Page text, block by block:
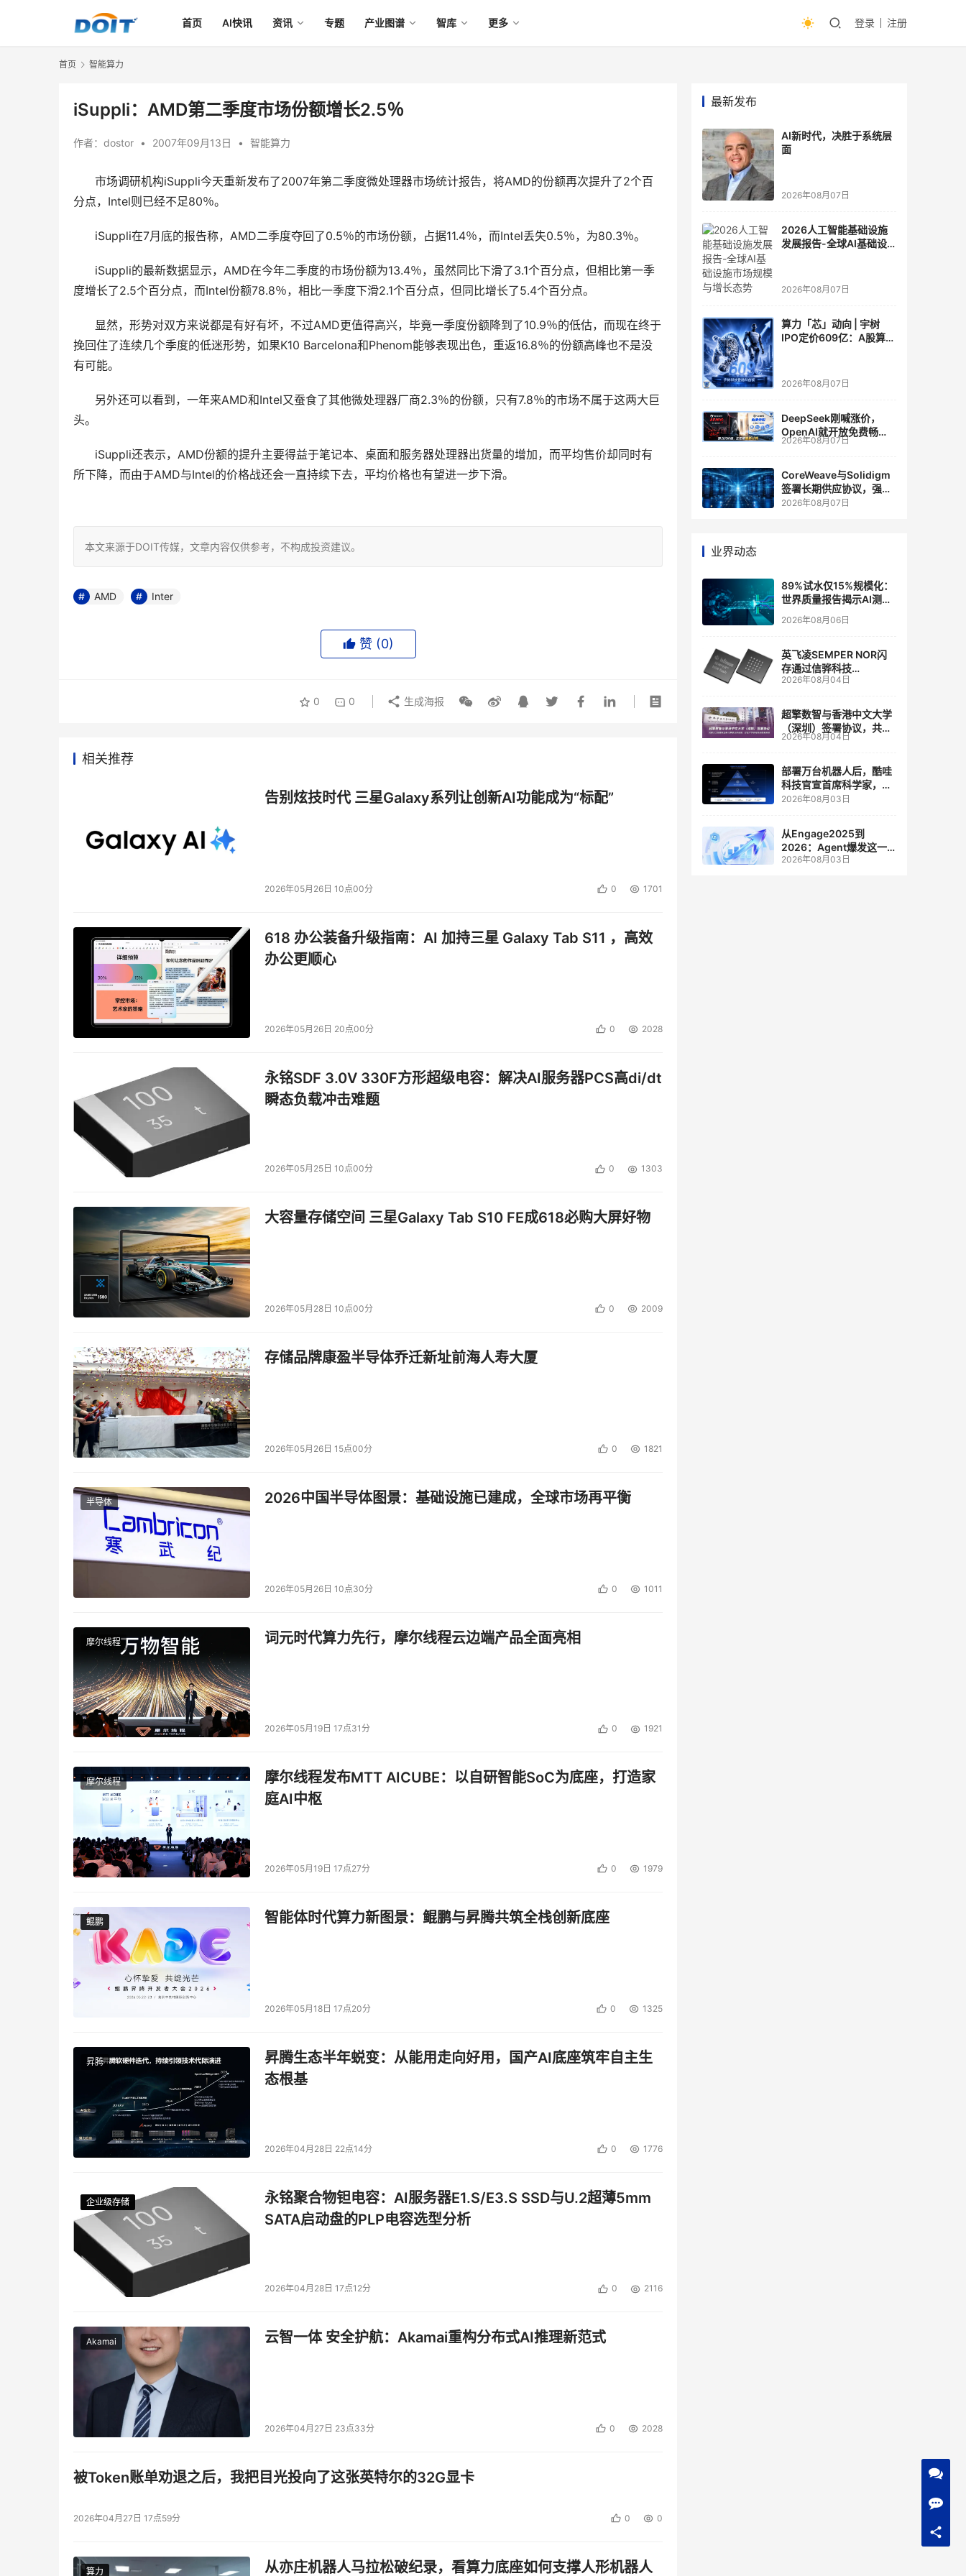
首页 AI快讯 资讯 专题 产业图谱 智库 更多 登录 注册
首页 智能算力
iSuppli：AMD第二季度市场份额增长2.5％
作者： dostor • 2007年09月13日 • 智能算力
市场调研机构iSuppli今天重新发布了2007年第二季度微处理器市场统计报告，将AMD的份额再次提升了2个百
分点，Intel则已经不足80％。
iSuppli在7月底的报告称，AMD二季度夺回了0.5％的市场份额，占据11.4％，而Intel丢失0.5％，为80.3％。
iSuppli的最新数据显示，AMD在今年二季度的市场份额为13.4％，虽然同比下滑了3.1个百分点，但相比第一季
度增长了2.5个百分点，而Intel份额78.8％，相比一季度下滑2.1个百分点，但同比增长了5.4个百分点。
显然，形势对双方来说都是有好有坏，不过AMD更值得高兴，毕竟一季度份额降到了10.9％的低估，而现在终于
挽回住了连续几个季度的低迷形势，如果K10 Barcelona和Phenom能够表现出色，重返16.8％的份额高峰也不是没
有可能。
另外还可以看到，一年来AMD和Intel又蚕食了其他微处理器厂商2.3％的份额，只有7.8％的市场不属于这两大巨
头。
iSuppli还表示，AMD份额的提升主要得益于笔记本、桌面和服务器处理器出货量的增加，而平均售价却同时有
所下降，而由于AMD与Intel的价格战还会一直持续下去，平均价格也有望进一步下滑。
本文来源于DOIT传媒，文章内容仅供参考，不构成投资建议。
AMD Inter
赞 (0)
0 0 生成海报
相关推荐
告别炫技时代 三星Galaxy系列让创新AI功能成为“标配”
2026年05月26日 10点00分 0 1701
618 办公装备升级指南：AI 加持三星 Galaxy Tab S11 ，高效
办公更顺心
2026年05月26日 20点00分 0 2028
永铭SDF 3.0V 330F方形超级电容：解决AI服务器PCS高di/dt
瞬态负载冲击难题
2026年05月25日 10点00分 0 1303
大容量存储空间 三星Galaxy Tab S10 FE成618必购大屏好物
2026年05月28日 10点00分 0 2009
存储品牌康盈半导体乔迁新址前海人寿大厦
2026年05月26日 15点00分 0 1821
半导体 2026中国半导体图景：基础设施已建成，全球市场再平衡
2026年05月26日 10点30分 0 1011
摩尔线程 词元时代算力先行，摩尔线程云边端产品全面亮相
2026年05月19日 17点31分 0 1921
摩尔线程
摩尔线程发布MTT AICUBE：以自研智能SoC为底座，打造家
庭AI中枢
2026年05月19日 17点27分 0 1979
鲲鹏
鲲鹏 智能体时代算力新图景：鲲鹏与昇腾共筑全栈创新底座
2026年05月18日 17点20分 0 1325
昇腾
昇腾生态半年蜕变：从能用走向好用，国产AI底座筑牢自主生
态根基
2026年04月28日 22点14分 0 1776
企业级存储
企业级存储
企业级存储
企业级存储
永铭聚合物钽电容：AI服务器E1.S/E3.S SSD与U.2超薄5mm
SATA启动盘的PLP电容选型分析
2026年04月28日 17点12分 0 2116
Akamai 云智一体 安全护航：Akamai重构分布式AI推理新范式
2026年04月27日 23点33分 0 2028
被Token账单劝退之后，我把目光投向了这张英特尔的32G显卡
2026年04月27日 17点59分 0 0
算力
算力 从亦庄机器人马拉松破纪录，看算力底座如何支撑人形机器人
最新发布
AI新时代，决胜于系统层
面
2026年08月07日
2026人工智能基础设施
发展报告-全球AI基础设
2026年08月07日
算力「芯」动向 | 宇树
IPO定价609亿：A股算力
2026年08月07日
DeepSeek刚喊涨价，
OpenAI就开放免费畅
聊？大模型定价的平行宇
2026年08月07日
CoreWeave与Solidigm
签署长期供应协议，强化
一体化人工智能云平台
2026年08月07日
业界动态
89%试水仅15%规模化：
世界质量报告揭示AI测
试"落地鸿沟"
2026年08月06日
英飞凌SEMPER NOR闪
存通过信骅科技
AST2700 BMC认证，全
管理
2026年08月04日
超擎数智与香港中文大学
（深圳）签署协议，共建
人工智能和边缘计算联合
2026年08月04日
部署万台机器人后，酷哇
科技官宣首席科学家，要
让世界模型交付生产力
2026年08月03日
从Engage2025到
2026：Agent爆发这一
年，AI CRM 走到哪了
2026年08月03日